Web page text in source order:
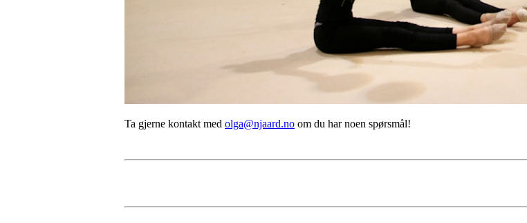
Ta gjerne kontakt med olga@njaard.no om du har noen spørsmål!